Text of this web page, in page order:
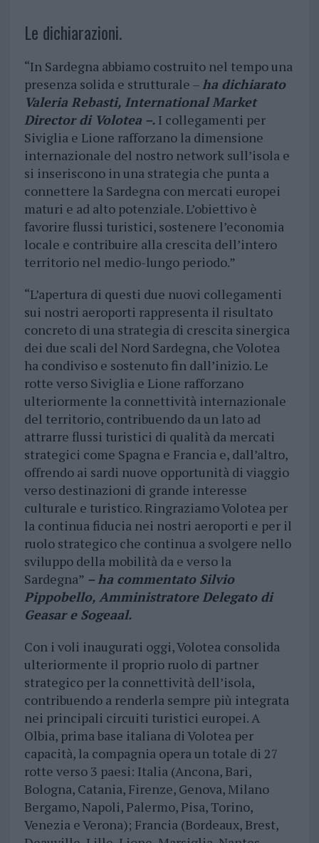
Le dichiarazioni.
“In Sardegna abbiamo costruito nel tempo una
presenza solida e strutturale –ha dichiarato
Valeria Rebasti, International Market
Director di Volotea –.I collegamenti per
Siviglia e Lione rafforzano la dimensione
internazionale del nostro network sull’isola e
si inseriscono in una strategia che punta a
connettere la Sardegna con mercati europei
maturi e ad alto potenziale. L’obiettivo è
favorire flussi turistici, sostenere l’economia
locale e contribuire alla crescita dell’intero
territorio nel medio-lungo periodo.”
“L’apertura di questi due nuovi collegamenti
sui nostri aeroporti rappresenta il risultato
concreto di una strategia di crescita sinergica
dei due scali del Nord Sardegna, che Volotea
ha condiviso e sostenuto fin dall’inizio. Le
rotte verso Siviglia e Lione rafforzano
ulteriormente la connettività internazionale
del territorio, contribuendo da un lato ad
attrarre flussi turistici di qualità da mercati
strategici come Spagna e Francia e, dall’altro,
offrendo ai sardi nuove opportunità di viaggio
verso destinazioni di grande interesse
culturale e turistico. Ringraziamo Volotea per
la continua fiducia nei nostri aeroporti e per il
ruolo strategico che continua a svolgere nello
sviluppo della mobilità da e verso la
Sardegna” – ha commentato Silvio
Pippobello, Amministratore Delegato di
Geasar e Sogeaal.
Con i voli inaugurati oggi, Volotea consolida
ulteriormente il proprio ruolo di partner
strategico per la connettività dell’isola,
contribuendo a renderla sempre più integrata
nei principali circuiti turistici europei. A
Olbia, prima base italiana di Volotea per
capacità, la compagnia opera un totale di 27
rotte verso 3 paesi: Italia (Ancona, Bari,
Bologna, Catania, Firenze, Genova, Milano
Bergamo, Napoli, Palermo, Pisa, Torino,
Venezia e Verona); Francia (Bordeaux, Brest,